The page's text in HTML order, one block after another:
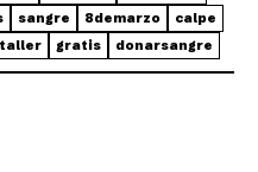
sangre 8demarzo
calpe
taller gratis donarsangre